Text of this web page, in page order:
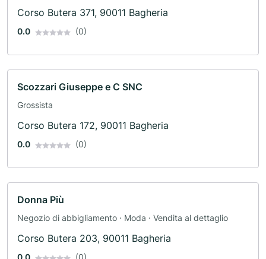
Corso Butera 371, 90011 Bagheria
0.0 (0)
Scozzari Giuseppe e C SNC
Grossista
Corso Butera 172, 90011 Bagheria
0.0 (0)
Donna Più
Negozio di abbigliamento · Moda · Vendita al dettaglio
Corso Butera 203, 90011 Bagheria